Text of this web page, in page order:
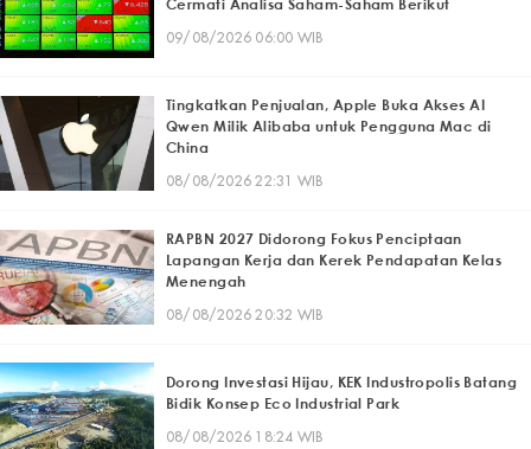
Cermati Analisa Saham-Saham Berikut
09/08/2026 06:00 WIB
Tingkatkan Penjualan, Apple Buka Akses AI
Qwen Milik Alibaba untuk Pengguna Mac di
China
08/08/2026 22:31 WIB
RAPBN 2027 Didorong Fokus Penciptaan
Lapangan Kerja dan Kerek Pendapatan Kelas
Menengah
08/08/2026 20:32 WIB
Dorong Investasi Hijau, KEK Industropolis Batang
Bidik Konsep Eco Industrial Park
08/08/2026 18:24 WIB